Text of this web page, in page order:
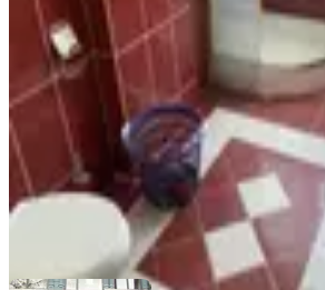
Fatih, Sümbül Efendi
65 m² Yüksek giriş
28.000 ₺
Destan EmlakYakup Canbaz